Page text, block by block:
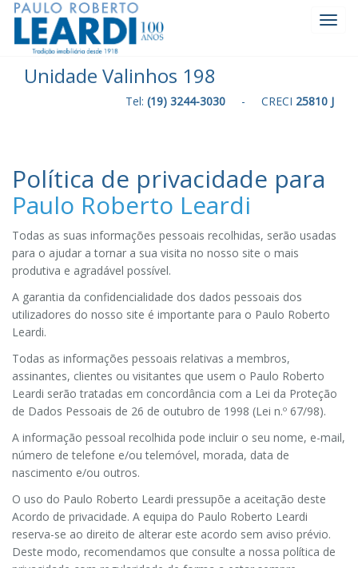
Unidade Valinhos 198
Tel: (19) 3244-3030 - CRECI 25810 J
Política de privacidade para
Paulo Roberto Leardi
Todas as suas informações pessoais recolhidas, serão usadas
para o ajudar a tornar a sua visita no nosso site o mais
produtiva e agradável possível.
A garantia da confidencialidade dos dados pessoais dos
utilizadores do nosso site é importante para o Paulo Roberto
Leardi.
Todas as informações pessoais relativas a membros,
assinantes, clientes ou visitantes que usem o Paulo Roberto
Leardi serão tratadas em concordância com a Lei da Proteção
de Dados Pessoais de 26 de outubro de 1998 (Lei n.º 67/98).
A informação pessoal recolhida pode incluir o seu nome, e-mail,
número de telefone e/ou telemóvel, morada, data de
nascimento e/ou outros.
O uso do Paulo Roberto Leardi pressupõe a aceitação deste
Acordo de privacidade. A equipa do Paulo Roberto Leardi
reserva-se ao direito de alterar este acordo sem aviso prévio.
Deste modo, recomendamos que consulte a nossa política de